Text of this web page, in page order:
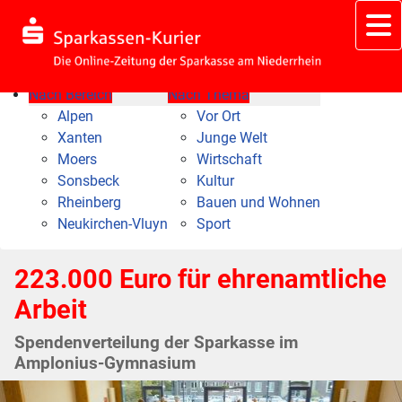
Nach Bereich
Alpen
Xanten
Moers
Sonsbeck
Rheinberg
Neukirchen-Vluyn
Nach Thema
Vor Ort
Junge Welt
Wirtschaft
Kultur
Bauen und Wohnen
Sport
223.000 Euro für ehrenamtliche
Arbeit
Spendenverteilung der Sparkasse im
Amplonius-Gymnasium